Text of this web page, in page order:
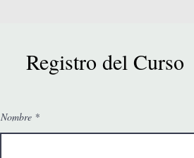
Registro del Curso
Nombre